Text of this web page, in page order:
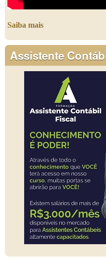
Saiba mais
Assistente